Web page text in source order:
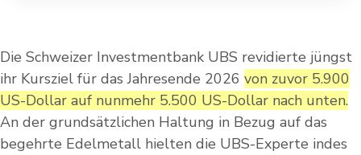
Die Schweizer Investmentbank UBS revidierte jüngst
ihr Kursziel für das Jahresende 2026 von zuvor 5.900
US-Dollar auf nunmehr 5.500 US-Dollar nach unten.
An der grundsätzlichen Haltung in Bezug auf das
begehrte Edelmetall hielten die UBS-Experte indes